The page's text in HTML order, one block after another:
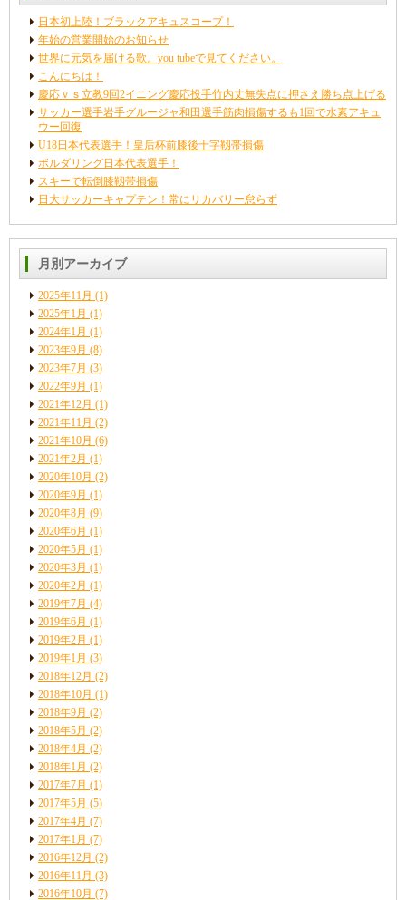
日本初上陸！ブラックアキュスコープ！
年始の営業開始のお知らせ
世界に元気を届ける歌。you tubeで見てください。
こんにちは！
慶応ｖｓ立教9回2イニング慶応投手竹内丈無失点に押さえ勝ち点上げる
サッカー選手岩手グルージャ和田選手筋肉損傷するも1回で水素アキュ
ウー回復
U18日本代表選手！皇后杯前膝後十字靱帯損傷
ボルダリング日本代表選手！
スキーで転倒膝靱帯損傷
日大サッカーキャプテン！常にリカバリー怠らず
月別アーカイブ
2025年11月 (1)
2025年1月 (1)
2024年1月 (1)
2023年9月 (8)
2023年7月 (3)
2022年9月 (1)
2021年12月 (1)
2021年11月 (2)
2021年10月 (6)
2021年2月 (1)
2020年10月 (2)
2020年9月 (1)
2020年8月 (9)
2020年6月 (1)
2020年5月 (1)
2020年3月 (1)
2020年2月 (1)
2019年7月 (4)
2019年6月 (1)
2019年2月 (1)
2019年1月 (3)
2018年12月 (2)
2018年10月 (1)
2018年9月 (2)
2018年5月 (2)
2018年4月 (2)
2018年1月 (2)
2017年7月 (1)
2017年5月 (5)
2017年4月 (7)
2017年1月 (7)
2016年12月 (2)
2016年11月 (3)
2016年10月 (7)